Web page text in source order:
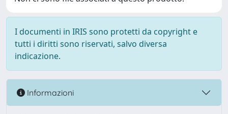
I documenti in IRIS sono protetti da copyright e
tutti i diritti sono riservati, salvo diversa
indicazione.
Informazioni